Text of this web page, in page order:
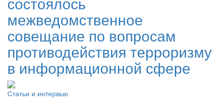
межведомственное
совещание по вопросам
противодействия терроризму
в информационной сфере
Статьи и интервью